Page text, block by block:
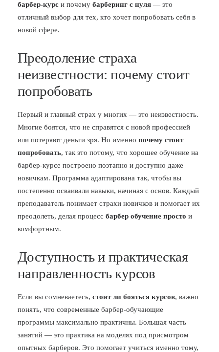
барбер-курс и почему барберинг с нуля — это
отличный выбор для тех, кто хочет попробовать себя в
новой сфере.
Преодоление страха
неизвестности: почему стоит
попробовать
Первый и главный страх у многих — это неизвестность.
Многие боятся, что не справятся с новой профессией
или потеряют деньги зря. Но именно почему стоит
попробовать, так это потому, что хорошее обучение на
барбер-курсе построено поэтапно и доступно даже
новичкам. Программа адаптирована так, чтобы вы
постепенно осваивали навыки, начиная с основ. Каждый
преподаватель понимает страхи новичков и помогает их
преодолеть, делая процесс барбер обучение просто и
комфортным.
Доступность и практическая
направленность курсов
Если вы сомневаетесь, стоит ли бояться курсов, важно
понять, что современные барбер-обучающие
программы максимально практичны. Большая часть
занятий — это практика на моделях под присмотром
опытных барберов. Это помогает учиться именно тому,